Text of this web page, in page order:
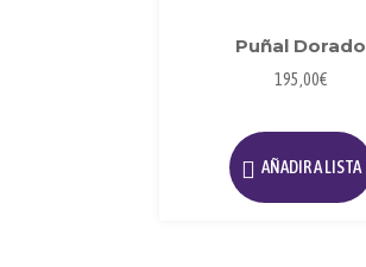
Puñal Dorado
195,00€
AÑADIR A LISTA